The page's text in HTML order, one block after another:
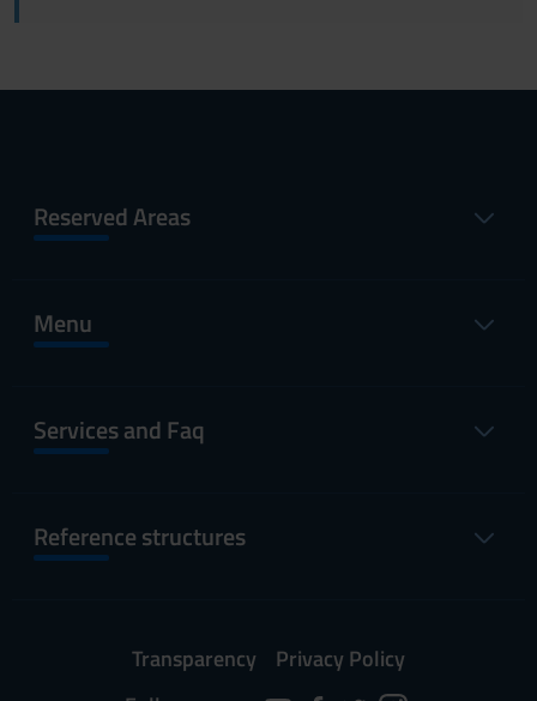
Reserved Areas
Menu
Services and Faq
Reference structures
Transparency
Privacy Policy